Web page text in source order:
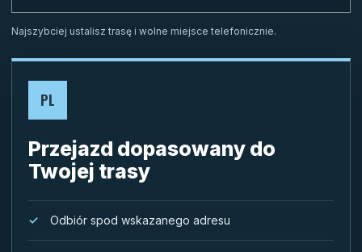
Najszybciej ustalisz trasę i wolne miejsce telefonicznie.
PL
Przejazd dopasowany do
Twojej trasy
Odbiór spod wskazanego adresu